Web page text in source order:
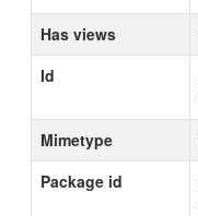
Has views
Id
Mimetype
Package id